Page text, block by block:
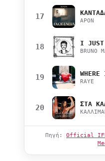
17 APON
18 I JUST
BRUNO
19 RAYE
20
Πηγή: Official